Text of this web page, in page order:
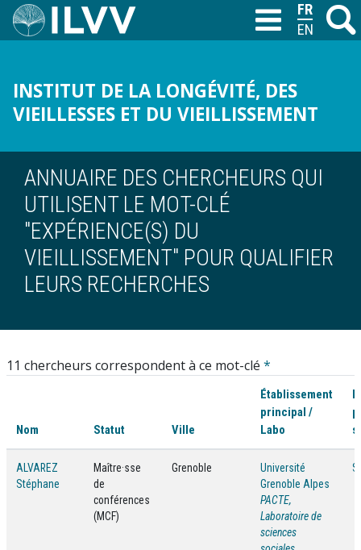
Aller
au
M
INSTITUT DE LA LONGÉVITÉ, DES
VIEILLESSES ET DU VIEILLISSEMENT
T
ANNUAIRE DES CHERCHEURS QUI
UTILISENT LE MOT-CLÉ
"EXPÉRIENCE(S) DU
VIEILLISSEMENT" POUR QUALIFIER
LEURS RECHERCHES
11 chercheurs correspondent à ce mot-clé *
Nom Statut Ville
Établissement
principal /
Labo
ALVAREZ
Stéphane
Maître·sse
de
conférences
(MCF)
Grenoble
Université
Grenoble Alpes
PACTE,
Laboratoire de
sciences
FRANÇAIS
ENGLISH